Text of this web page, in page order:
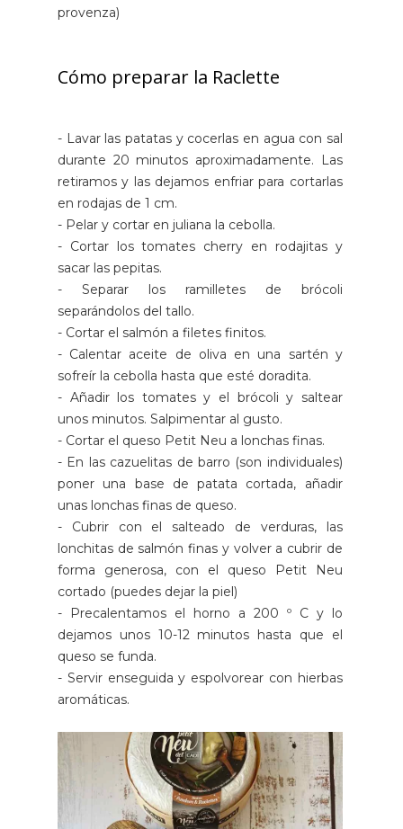
provenza)
Cómo preparar la Raclette
- Lavar las patatas y cocerlas en agua con sal
durante 20 minutos aproximadamente. Las
retiramos y las dejamos enfriar para cortarlas
en rodajas de 1 cm.
- Pelar y cortar en juliana la cebolla.
- Cortar los tomates cherry en rodajitas y
sacar las pepitas.
- Separar los ramilletes de brócoli
separándolos del tallo.
- Cortar el salmón a filetes finitos.
- Calentar aceite de oliva en una sartén y
sofreír la cebolla hasta que esté doradita.
- Añadir los tomates y el brócoli y saltear
unos minutos. Salpimentar al gusto.
- Cortar el queso Petit Neu a lonchas finas.
- En las cazuelitas de barro (son individuales)
poner una base de patata cortada, añadir
unas lonchas finas de queso.
- Cubrir con el salteado de verduras, las
lonchitas de salmón finas y volver a cubrir de
forma generosa, con el queso Petit Neu
cortado (puedes dejar la piel)
- Precalentamos el horno a 200 º C y lo
dejamos unos 10-12 minutos hasta que el
queso se funda.
- Servir enseguida y espolvorear con hierbas
aromáticas.